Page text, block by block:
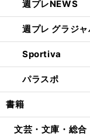
週プレNEWS
週プレ グラジャ
Sportiva
パラスポ
書籍
文芸・文庫・総合